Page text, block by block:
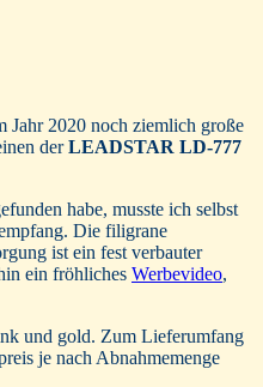
Jahr 2020 noch ziemlich große
derLEADSTAR LD-777
habe, musste ich selbst
Die filigrane
ist ein fest verbauter
ein fröhliches Werbevideo,
und gold. Zum Lieferumfang
je nach Abnahmemenge